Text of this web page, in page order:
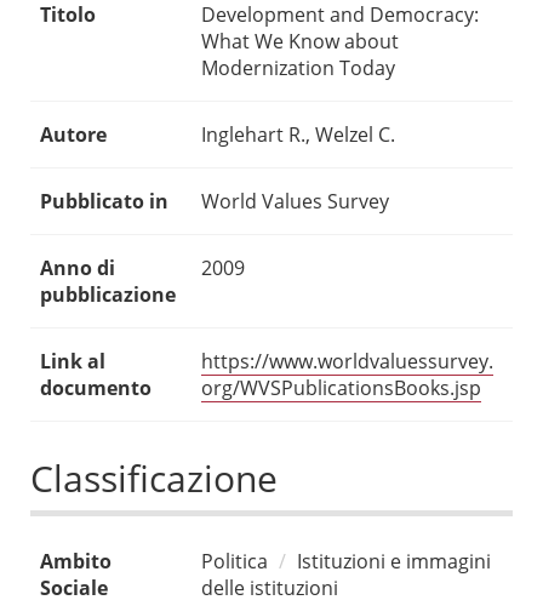
Titolo
Development and Democracy:
What We Know about
Modernization Today
Autore Inglehart R., Welzel C.
Pubblicato in World Values Survey
Anno di
pubblicazione
2009
Link al
documento
https://www.worldvaluessurvey.
org/WVSPublicationsBooks.jsp
Classificazione
Ambito
Sociale
Politica
Istituzioni e immagini
delle istituzioni